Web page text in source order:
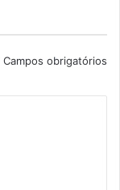
Campos obrigatórios